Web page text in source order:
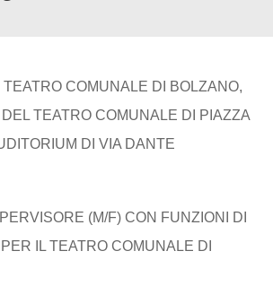
TEATRO COMUNALE DI BOLZANO,
TEATRO COMUNALE DI PIAZZA
DI VIA DANTE
(M/F) CON FUNZIONI DI
IL TEATRO COMUNALE DI